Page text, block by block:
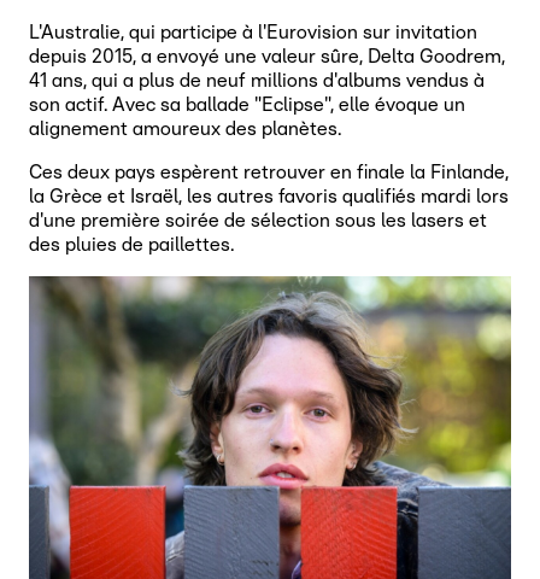
L'Australie, qui participe à l'Eurovision sur invitation
depuis 2015, a envoyé une valeur sûre, Delta Goodrem,
41 ans, qui a plus de neuf millions d'albums vendus à
son actif. Avec sa ballade "Eclipse", elle évoque un
alignement amoureux des planètes.
Ces deux pays espèrent retrouver en finale la Finlande,
la Grèce et Israël, les autres favoris qualifiés mardi lors
d'une première soirée de sélection sous les lasers et
des pluies de paillettes.